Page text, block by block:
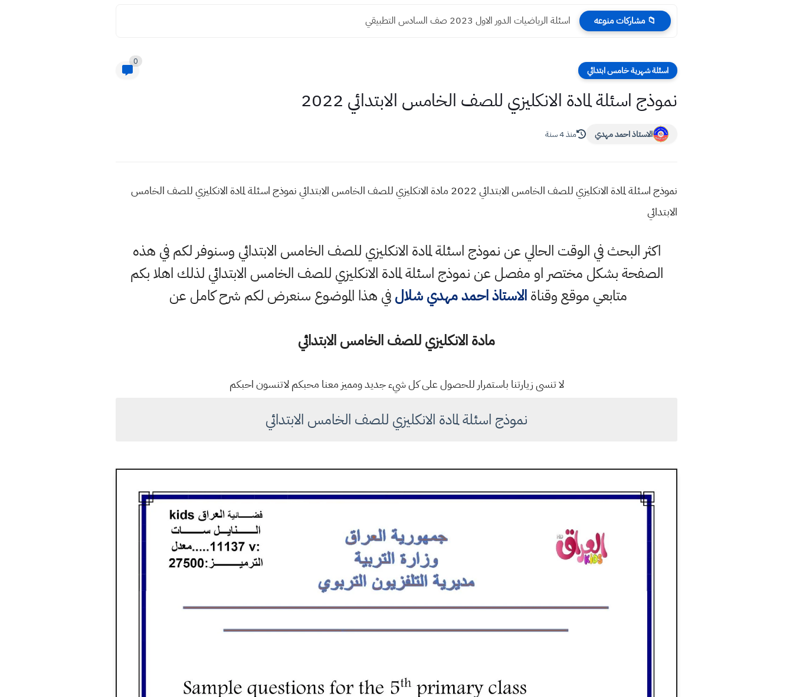
📁 مشاركات منوعه اسئلة واجوبة الرياضيات الدور الاول 2023 صف السادس الادبي
اسئلة شهرية خامس ابتدائي
0
نموذج اسئلة لمادة الانكليزي للصف الخامس الابتدائي 2022
الاستاذ احمد مهدي منذ 4 سنة
نموذج اسئلة لمادة الانكليزي للصف الخامس الابتدائي 2022 مادة الانكليزي للصف الخامس الابتدائي نموذج اسئلة لمادة الانكليزي للصف الخامس
الابتدائي
اكثر البحث في الوقت الحالي عن نموذج اسئلة لمادة الانكليزي للصف الخامس الابتدائي وسنوفر لكم في هذه
الصفحة بشكل مختصر او مفصل عن نموذج اسئلة لمادة الانكليزي للصف الخامس الابتدائي لذلك اهلا بكم
متابعي موقع وقناةالاستاذ احمد مهدي شلالفي هذا الموضوع سنعرض لكم شرح كامل عن
مادة الانكليزي للصف الخامس الابتدائي
لا تنسى زيارتنا باستمرار للحصول على كل شيء جديد ومميز معنا محبكم لاتنسون احبكم
نموذج اسئلة لمادة الانكليزي للصف الخامس الابتدائي